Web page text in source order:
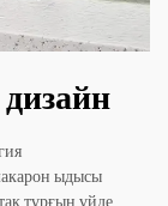
ыдысы